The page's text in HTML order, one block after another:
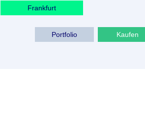
Frankfurt
Kaufen
Portfolio